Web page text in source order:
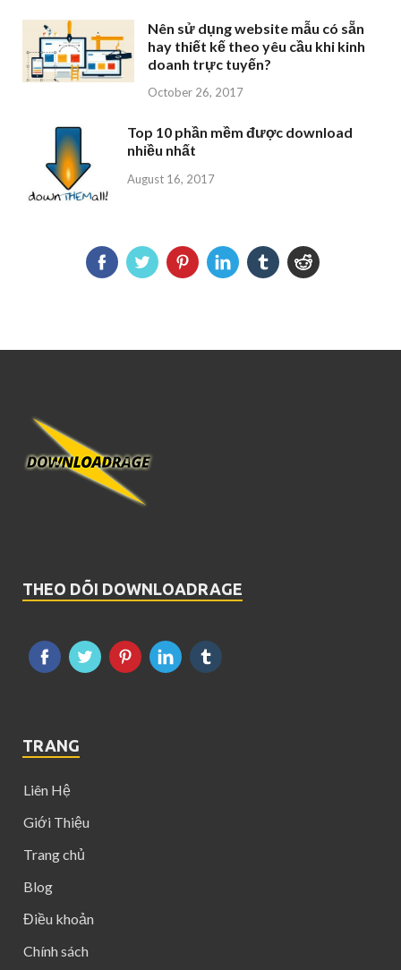
Nên sử dụng website mẫu có sẵn
hay thiết kế theo yêu cầu khi kinh
doanh trực tuyến?
October 26, 2017
Top 10 phần mềm được download
nhiều nhất
August 16, 2017
THEO DÕI DOWNLOADRAGE
TRANG
Liên Hệ
Giới Thiệu
Trang chủ
Blog
Điều khoản
Chính sách